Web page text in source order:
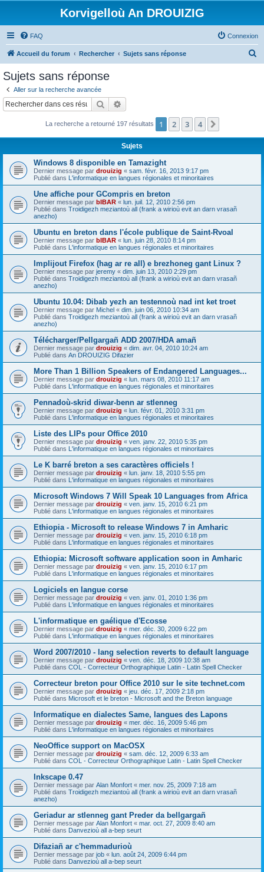
Korvigelloù An DROUIZIG
FAQ Connexion
Accueil du forum Rechercher Sujets sans réponse
c
Sujets sans réponse
Aller sur la recherche avancée
Rechercher
La recherche a retourné 197 résultats 1 2 3 4
Sujets
Windows 8 disponible en Tamazight
Dernier message par drouizig « sam. févr. 16, 2013 9:17 pm
Publié dans L'informatique en langues régionales et minoritaires
Une affiche pour GCompris en breton
Dernier message par bIBAR « lun. juil. 12, 2010 2:56 pm
Publié dans Troidigezh meziantoù all (frank a wirioù evit an darn vrasañ
anezho)
Ubuntu en breton dans l'école publique de Saint-Rvoal
Dernier message par bIBAR « lun. juin 28, 2010 8:14 pm
Publié dans L'informatique en langues régionales et minoritaires
Implijout Firefox (hag ar re all) e brezhoneg gant Linux ?
Dernier message par jeremy « dim. juin 13, 2010 2:29 pm
Publié dans Troidigezh meziantoù all (frank a wirioù evit an darn vrasañ
anezho)
Ubuntu 10.04: Dibab yezh an testennoù nad int ket troet
Dernier message par Michel « dim. juin 06, 2010 10:34 am
Publié dans Troidigezh meziantoù all (frank a wirioù evit an darn vrasañ
anezho)
Télécharger/Pellgargañ ADD 2007/HDA amañ
Dernier message par drouizig « dim. avr. 04, 2010 10:24 am
Publié dans An DROUIZIG Difazier
More Than 1 Billion Speakers of Endangered Languages...
Dernier message par drouizig « lun. mars 08, 2010 11:17 am
Publié dans L'informatique en langues régionales et minoritaires
Pennadoù-skrid diwar-benn ar stlenneg
Dernier message par drouizig « lun. févr. 01, 2010 3:31 pm
Publié dans L'informatique en langues régionales et minoritaires
Liste des LIPs pour Office 2010
Dernier message par drouizig « ven. janv. 22, 2010 5:35 pm
Publié dans L'informatique en langues régionales et minoritaires
Le K barré breton a ses caractères officiels !
Dernier message par drouizig « lun. janv. 18, 2010 5:55 pm
Publié dans L'informatique en langues régionales et minoritaires
Microsoft Windows 7 Will Speak 10 Languages from Africa
Dernier message par drouizig « ven. janv. 15, 2010 6:21 pm
Publié dans L'informatique en langues régionales et minoritaires
Ethiopia - Microsoft to release Windows 7 in Amharic
Dernier message par drouizig « ven. janv. 15, 2010 6:18 pm
Publié dans L'informatique en langues régionales et minoritaires
Ethiopia: Microsoft software application soon in Amharic
Dernier message par drouizig « ven. janv. 15, 2010 6:17 pm
Publié dans L'informatique en langues régionales et minoritaires
Logiciels en langue corse
Dernier message par drouizig « ven. janv. 01, 2010 1:36 pm
Publié dans L'informatique en langues régionales et minoritaires
L'informatique en gaélique d'Ecosse
Dernier message par drouizig « mer. déc. 30, 2009 6:22 pm
Publié dans L'informatique en langues régionales et minoritaires
Word 2007/2010 - lang selection reverts to default language
Dernier message par drouizig « ven. déc. 18, 2009 10:38 am
Publié dans COL - Correcteur Orthographique Latin - Latin Spell Checker
Correcteur breton pour Office 2010 sur le site technet.com
Dernier message par drouizig « jeu. déc. 17, 2009 2:18 pm
Publié dans Microsoft et le breton - Microsoft and the Breton language
Informatique en dialectes Same, langues des Lapons
Dernier message par drouizig « mer. déc. 16, 2009 5:46 pm
Publié dans L'informatique en langues régionales et minoritaires
NeoOffice support on MacOSX
Dernier message par drouizig « sam. déc. 12, 2009 6:33 am
Publié dans COL - Correcteur Orthographique Latin - Latin Spell Checker
Inkscape 0.47
Dernier message par Alan Monfort « mer. nov. 25, 2009 7:18 am
Publié dans Troidigezh meziantoù all (frank a wirioù evit an darn vrasañ
anezho)
Geriadur ar stlenneg gant Preder da bellgargañ
Dernier message par Alan Monfort « mar. oct. 27, 2009 8:40 am
Publié dans Danvezioù all a-bep seurt
Difaziañ ar c'hemmadurioù
Dernier message par job « lun. août 24, 2009 6:44 pm
Publié dans Danvezioù all a-bep seurt